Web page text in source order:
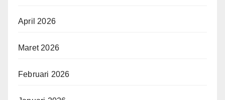
April 2026
Maret 2026
Februari 2026